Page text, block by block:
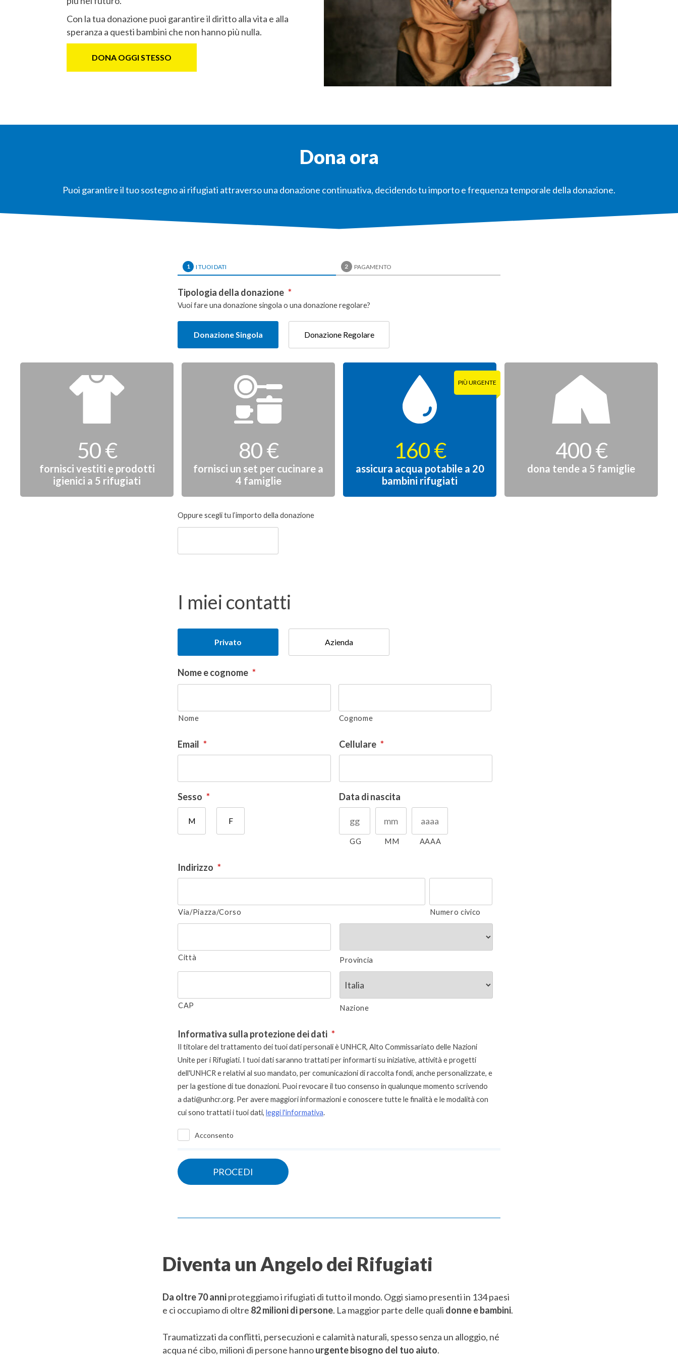
Con la tua donazione puoi garantire il diritto alla vita e alla
speranza a questi bambini che non hanno più nulla.
DONA OGGI STESSO
Dona ora
Puoi garantire il tuo sostegno ai rifugiati attraverso una donazione continuativa, decidendo tu importo e frequenza temporale della donazione.
1 I TUOI DATI 2 PAGAMENTO
Tipologia della donazione *
Vuoi fare una donazione singola o una donazione regolare?
Donazione Singola Donazione Regolare
Donazione
50 €
fornisci vestiti e prodotti
igienici a 5 rifugiati
80 €
fornisci un set per cucinare a
4 famiglie
160 €
assicura acqua potabile a 20
bambini rifugiati
400 €
dona tende a 5 famiglie
Donazione
libera
Oppure scegli tu l’importo della donazione
I miei contatti
donatore
Privato Azienda
Nome e cognome *
Nome Cognome
Email * Cellulare *
Sesso *
M F
Data di nascita
GG MM AAAA
Indirizzo *
Via/Piazza/Corso Numero civico
Città Provincia
CAP Nazione
Informativa sulla protezione dei dati *
Il titolare del trattamento dei tuoi dati personali è UNHCR, Alto Commissariato delle Nazioni
Unite per i Rifugiati. I tuoi dati saranno trattati per informarti su iniziative, attività e progetti
dell'UNHCR e relativi al suo mandato, per comunicazioni di raccolta fondi, anche personalizzate, e
per la gestione di tue donazioni. Puoi revocare il tuo consenso in qualunque momento scrivendo
a dati@unhcr.org. Per avere maggiori informazioni e conoscere tutte le finalità e le modalità con
cui sono trattati i tuoi dati, leggi l'informativa.
Acconsento
Diventa un Angelo dei Rifugiati
Da oltre 70 anniproteggiamo i rifugiati di tutto il mondo. Oggi siamo presenti in 134 paesi
e ci occupiamo di oltre 82 milioni di persone. La maggior parte delle quali donne e bambini.
Traumatizzati da conflitti, persecuzioni e calamità naturali, spesso senza un alloggio, né
acqua né cibo, milioni di persone hannourgente bisogno del tuo aiuto.